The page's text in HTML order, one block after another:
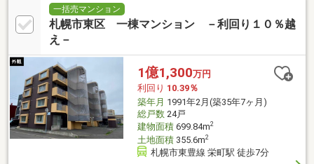
一括売マンション
札幌市東区 一棟マンション －利回り１０％越
え－
1億1,300万円
利回り 10.39％
築年月 1991年2月(築35年7ヶ月)
総戸数24戸
建物面積699.84m2
土地面積355.6m2
札幌市東豊線 栄町駅 徒歩7分